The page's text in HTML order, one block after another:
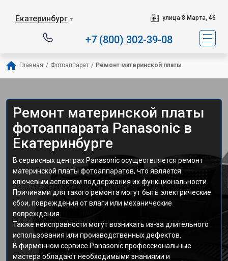
Екатеринбург ▼ улица 8 Марта, 46
+7 (800) 302-39-08
Главная / Фотоаппарат / Ремонт материнской платы
Ремонт материнской платы
фотоаппарата Panasonic в
Екатеринбурге
В сервисных центрах Panasonic осуществляется ремонт
материнской платы фотоаппаратов, что является
ключевым аспектом поддержания их функциональности.
Причинами для такого ремонта могут быть электрические
сбои, повреждения от влаги или механические
повреждения.
Также неисправности могут возникать из-за длительного
использования или производственных дефектов.
В фирменном сервисе Panasonic профессиональные
мастера обладают необходимыми знаниями и